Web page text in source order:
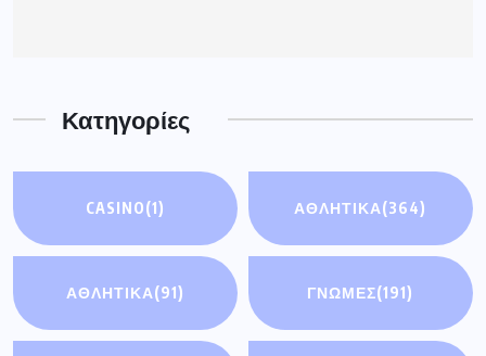
Κατηγορίες
CASINO(1) ΑΘΛΗΤΙΚΑ(364)
ΑΘΛΗΤΙΚΆ(91) ΓΝΩΜΕΣ(191)